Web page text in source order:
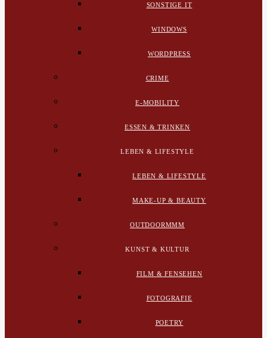
SONSTIGE IT
WINDOWS
WORDPRESS
CRIME
E-MOBILITY
ESSEN & TRINKEN
LEBEN & LIFESTYLE
LEBEN & LIFESTYLE
MAKE-UP & BEAUTY
OUTDOORMMM
KUNST & KULTUR
FILM & FENSEHEN
FOTOGRAFIE
POETRY